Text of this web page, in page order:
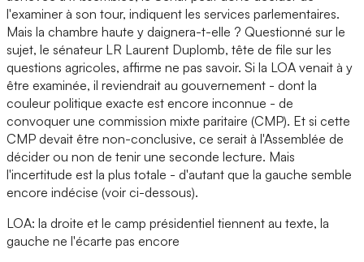
l'examiner à son tour, indiquent les services parlementaires.
Mais la chambre haute y daignera-t-elle ? Questionné sur le
sujet, le sénateur LR Laurent Duplomb, tête de file sur les
questions agricoles, affirme ne pas savoir. Si la LOA venait à y
être examinée, il reviendrait au gouvernement - dont la
couleur politique exacte est encore inconnue - de
convoquer une commission mixte paritaire (CMP). Et si cette
CMP devait être non-conclusive, ce serait à l'Assemblée de
décider ou non de tenir une seconde lecture. Mais
l'incertitude est la plus totale - d'autant que la gauche semble
encore indécise (voir ci-dessous).
LOA: la droite et le camp présidentiel tiennent au texte, la
gauche ne l'écarte pas encore